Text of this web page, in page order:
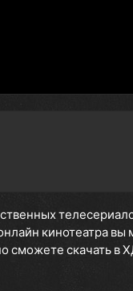
кинотеатра вы
сможете скачать